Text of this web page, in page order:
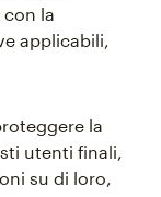
la
applicabili,
la
utenti finali,
su di loro,